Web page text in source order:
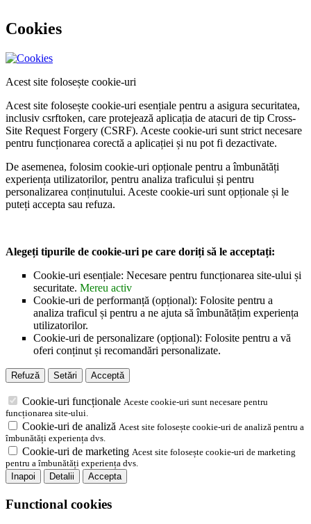
Cookies
Acest site folosește cookie-uri
Acest site folosește cookie-uri esențiale pentru a asigura securitatea,
inclusiv csrftoken, care protejează aplicația de atacuri de tip Cross-
Site Request Forgery (CSRF). Aceste cookie-uri sunt strict necesare
pentru funcționarea corectă a aplicației și nu pot fi dezactivate.
De asemenea, folosim cookie-uri opționale pentru a îmbunătăți
experiența utilizatorilor, pentru analiza traficului și pentru
personalizarea conținutului. Aceste cookie-uri sunt opționale și le
puteți accepta sau refuza.
Alegeți tipurile de cookie-uri pe care doriți să le acceptați:
Cookie-uri esențiale: Necesare pentru funcționarea site-ului și
securitate. Mereu activ
Cookie-uri de performanță (opțional): Folosite pentru a
analiza traficul și pentru a ne ajuta să îmbunătățim experiența
utilizatorilor.
Cookie-uri de personalizare (opțional): Folosite pentru a vă
oferi conținut și recomandări personalizate.
Refuză Setări Acceptă
Cookie-uri funcționale Aceste cookie-uri sunt necesare pentru
funcționarea site-ului.
Cookie-uri de analiză Acest site folosește cookie-uri de analiză pentru a
îmbunătăți experiența dvs.
Cookie-uri de marketing Acest site folosește cookie-uri de marketing
pentru a îmbunătăți experiența dvs.
Inapoi
Detalii Accepta
Functional cookies